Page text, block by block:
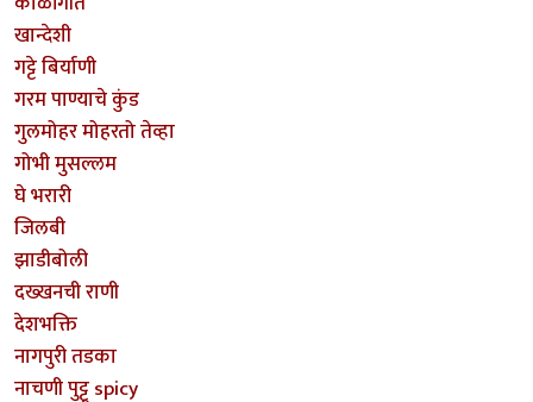
खान्देशी
गट्टे बिर्याणी
गरम पाण्याचे कुंड
गुलमोहर मोहरतो तेव्हा
गोभी मुसल्लम
घे भरारी
जिलबी
झाडीबोली
दख्खनची राणी
देशभक्ति
नागपुरी तडका
नाचणी पुट्टू spicy